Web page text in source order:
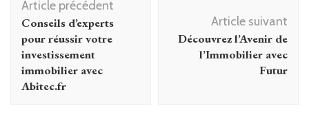
d'article
Article précédent
Conseils d’experts
pour réussir votre
investissement
immobilier avec
Abitec.fr
Article suivant
Découvrez l’Avenir de
l’Immobilier avec
Futur